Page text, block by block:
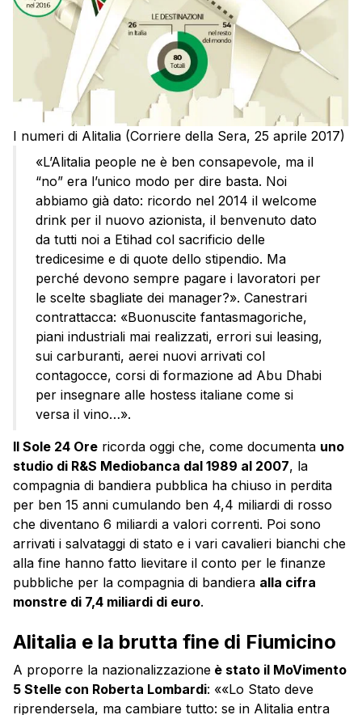
I numeri di Alitalia (Corriere della Sera, 25 aprile 2017)
«L’Alitalia people ne è ben consapevole, ma il
“no” era l’unico modo per dire basta. Noi
abbiamo già dato: ricordo nel 2014 il welcome
drink per il nuovo azionista, il benvenuto dato
da tutti noi a Etihad col sacrificio delle
tredicesime e di quote dello stipendio. Ma
perché devono sempre pagare i lavoratori per
le scelte sbagliate dei manager?». Canestrari
contrattacca: «Buonuscite fantasmagoriche,
piani industriali mai realizzati, errori sui leasing,
sui carburanti, aerei nuovi arrivati col
contagocce, corsi di formazione ad Abu Dhabi
per insegnare alle hostess italiane come si
versa il vino…».
Il Sole 24 Ore ricorda oggi che, come documenta uno
studio di R&S Mediobanca dal 1989 al 2007, la
compagnia di bandiera pubblica ha chiuso in perdita
per ben 15 anni cumulando ben 4,4 miliardi di rosso
che diventano 6 miliardi a valori correnti. Poi sono
arrivati i salvataggi di stato e i vari cavalieri bianchi che
alla fine hanno fatto lievitare il conto per le finanze
pubbliche per la compagnia di bandiera alla cifra
monstre di 7,4 miliardi di euro.
Alitalia e la brutta fine di Fiumicino
A proporre la nazionalizzazione è stato il MoVimento
5 Stelle con Roberta Lombardi: ««Lo Stato deve
riprendersela, ma cambiare tutto: se in Alitalia entra